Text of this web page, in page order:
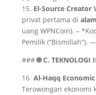
15. El-Source Creator
privat pertama di
uang WPNCoin). –
Pemilik (“Bismillah”). —
###🌐 C. TEKNOLOGI
16. Al-Haqq
Terowongan ekonomi